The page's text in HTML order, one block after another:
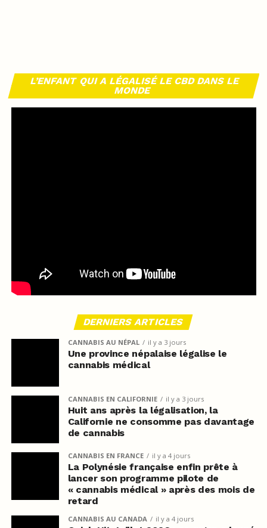
L’ENFANT QUI A LÉGALISÉ LE CBD DANS LE
MONDE
DERNIERS ARTICLES
CANNABIS AU NÉPAL il y a 3 jours
Une province népalaise légalise le
cannabis médical
CANNABIS EN CALIFORNIE il y a 3 jours
Huit ans après la légalisation, la
Californie ne consomme pas davantage
de cannabis
CANNABIS EN FRANCE il y a 4 jours
La Polynésie française enfin prête à
lancer son programme pilote de
« cannabis médical » après des mois de
retard
CANNABIS AU CANADA il y a 4 jours